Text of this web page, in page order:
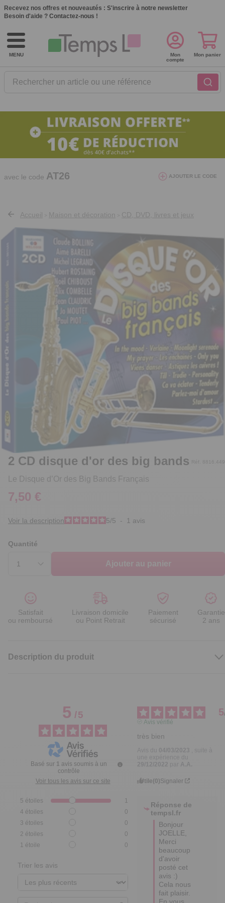
Recevez nos offres et nouveautés : S'inscrire à notre newsletter
Besoin d'aide ? Contactez-nous !
MENU
Rechercher un article ou une référence
Mon
compte
Mon panier
10€ de réduction dès 40€ d'achat. Offre
valable du 03/08/2026 au 12/08/2026.
avec le code AT26 AJOUTER LE CODE
Accueil Maison et décoration CD, DVD, livres et jeux
2 CD disque d'or des big bands
Le Disque d’Or des Big Bands Français
Réf. 8816.449
7,50 €
Voir la description 5/5 - 1 avis
Quantité
Ajouter au panier
Satisfait
ou remboursé
Livraison domicile
ou Point Retrait
Paiement
sécurisé
Garantie
2 ans
Description du produit
5/5
Basé sur 1 avis soumis à un
contrôle
Voir tous les avis sur ce site
5 étoiles
1
4 étoiles
0
3 étoiles
0
2 étoiles
0
1 étoile 0
Trier les avis
5
Avis vérifié
très bien
04/03/2023
une expérience du
29/12/2022
par A.A.
Utile(0)Signaler
Réponse de
tempsl.fr
Bonjour
JOELLE,
Merci
beaucoup
d'avoir
posté cet
avis :)
Cela nous
fait plaisir.